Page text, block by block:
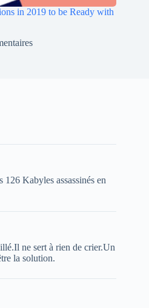
in 2019 to be Ready with
Kabyles assassinés en
ne sert à rien de crier.Un
la solution.